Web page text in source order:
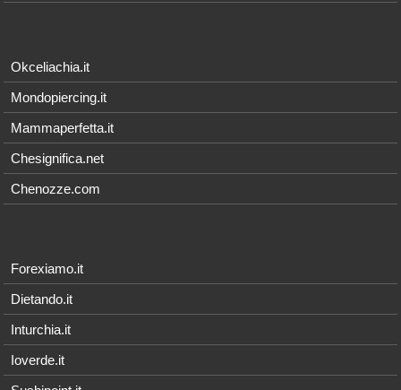
Okceliachia.it
Mondopiercing.it
Mammaperfetta.it
Chesignifica.net
Chenozze.com
Forexiamo.it
Dietando.it
Inturchia.it
Ioverde.it